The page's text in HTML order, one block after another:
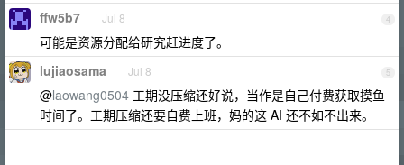
4
ffw5b7 Jul 8
可能是资源分配给研究赶进度了。
5
lujiaosama Jul 8
@laowang0504 工期没压缩还好说，当作是自己付费获取摸鱼
时间了。工期压缩还要自费上班，妈的这 AI 还不如不出来。